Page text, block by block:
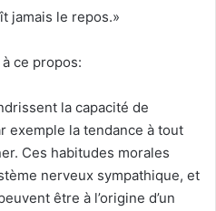
jamais le repos.»
ce propos:
la capacité de
exemple la tendance à tout
Ces habitudes morales
nerveux sympathique, et
être à l’origine d’un